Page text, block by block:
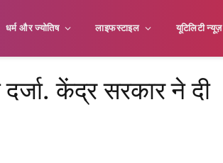
धर्म और ज्योतिष लाइफस्टाइल यूटिलिटी न्यूज़
केंद्र सरकार ने दी